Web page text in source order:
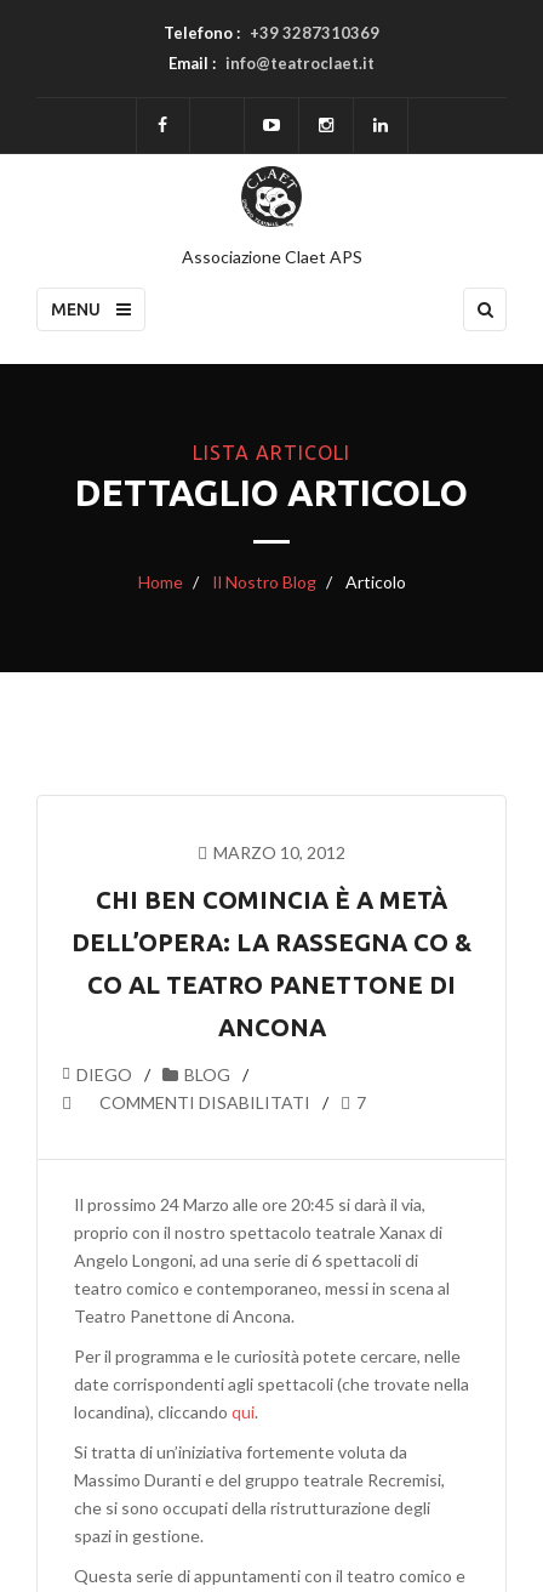
Telefono : +39 3287310369
Email : info@teatroclaet.it
Associazione Claet APS
MENU
LISTA ARTICOLI
DETTAGLIO ARTICOLO
Home Il Nostro Blog Articolo
MARZO 10, 2012
CHI BEN COMINCIA È A METÀ
DELL’OPERA: LA RASSEGNA CO &
CO AL TEATRO PANETTONE DI
ANCONA
DIEGO
BLOG
COMMENTI DISABILITATI
SU
BEN
È
A
METÀ
DELL’OPERA:
LA
RASSEGNA
CO
&
AL
TEATRO
PANETTONE
DI
ANCONA
7
Il prossimo 24 Marzo alle ore 20:45 si darà il via,
proprio con il nostro spettacolo teatrale Xanax di
Angelo Longoni, ad una serie di 6 spettacoli di
teatro comico e contemporaneo, messi in scena al
Teatro Panettone di Ancona.
Per il programma e le curiosità potete cercare, nelle
date corrispondenti agli spettacoli (che trovate nella
locandina), cliccando qui.
Si tratta di un’iniziativa fortemente voluta da
Massimo Duranti e del gruppo teatrale Recremisi,
che si sono occupati della ristrutturazione degli
spazi in gestione.
Questa serie di appuntamenti con il teatro comico e